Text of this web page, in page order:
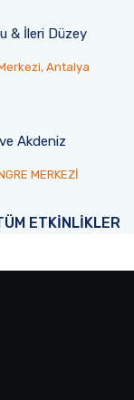
& İleri Düzey
Antalya
Akdeniz
MERKEZİ
ETKİNLİKLER